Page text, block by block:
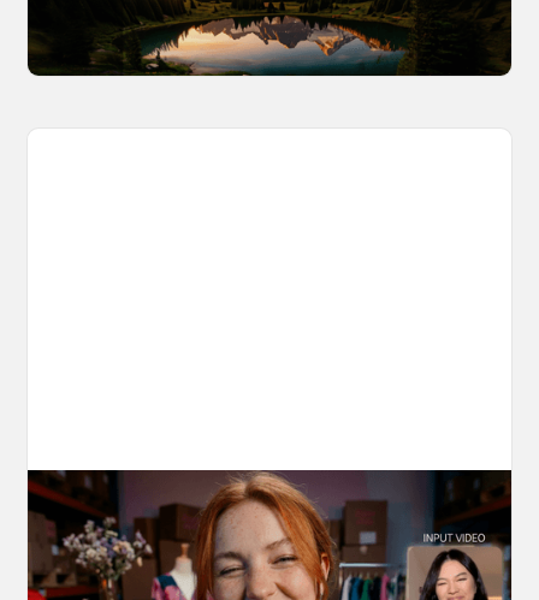
capturing inside OpenArt Worlds.
March 25, 2026
10 Types of Videos You Can Create with
Kling 3.0 Motion Control
Discover 10 video types you can create using
Kling 3.0 Motion Control on OpenArt, from